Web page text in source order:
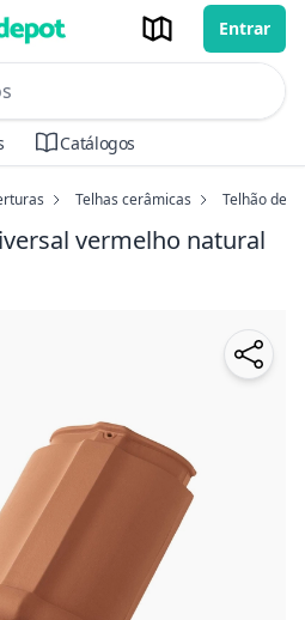
Entrar
header
Catálogos
Telhas cerâmicas Telhão de
vermelho natural